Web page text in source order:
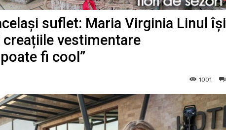
suflet: Maria Virginia Linul își
vestimentare
fi cool”
1001